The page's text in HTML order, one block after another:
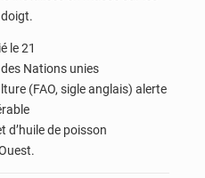
le 21
Nations unies
(FAO, sigle anglais) alerte
d’huile de poisson